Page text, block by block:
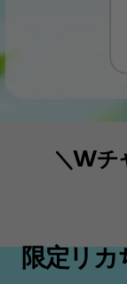
＼Wチ
限定リカ